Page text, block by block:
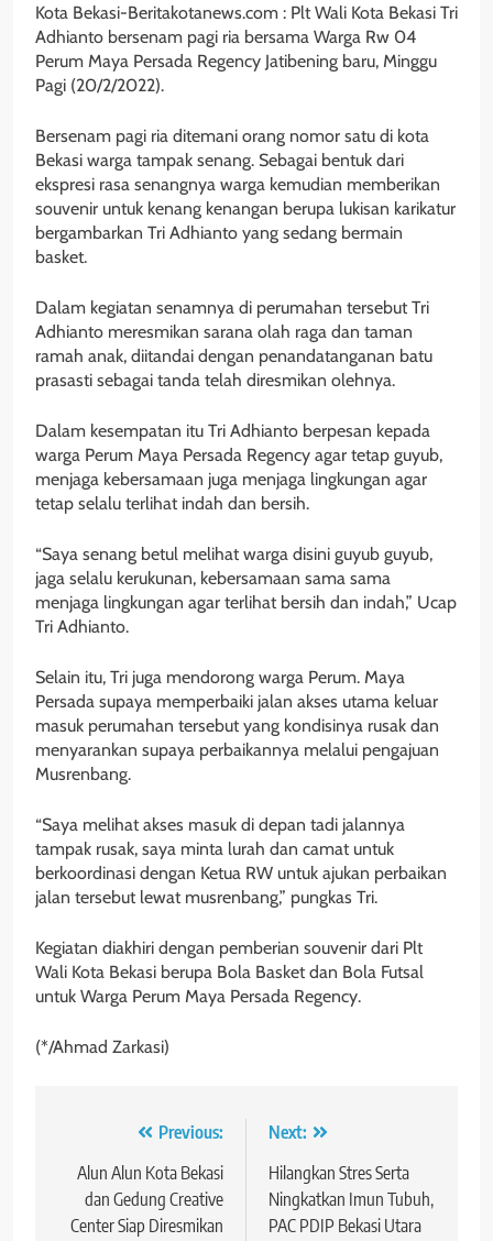
Kota Bekasi-Beritakotanews.com : Plt Wali Kota Bekasi Tri
Adhianto bersenam pagi ria bersama Warga Rw 04
Perum Maya Persada Regency Jatibening baru, Minggu
Pagi (20/2/2022).
Bersenam pagi ria ditemani orang nomor satu di kota
Bekasi warga tampak senang. Sebagai bentuk dari
ekspresi rasa senangnya warga kemudian memberikan
souvenir untuk kenang kenangan berupa lukisan karikatur
bergambarkan Tri Adhianto yang sedang bermain
basket.
Dalam kegiatan senamnya di perumahan tersebut Tri
Adhianto meresmikan sarana olah raga dan taman
ramah anak, diitandai dengan penandatanganan batu
prasasti sebagai tanda telah diresmikan olehnya.
Dalam kesempatan itu Tri Adhianto berpesan kepada
warga Perum Maya Persada Regency agar tetap guyub,
menjaga kebersamaan juga menjaga lingkungan agar
tetap selalu terlihat indah dan bersih.
“Saya senang betul melihat warga disini guyub guyub,
jaga selalu kerukunan, kebersamaan sama sama
menjaga lingkungan agar terlihat bersih dan indah,” Ucap
Tri Adhianto.
Selain itu, Tri juga mendorong warga Perum. Maya
Persada supaya memperbaiki jalan akses utama keluar
masuk perumahan tersebut yang kondisinya rusak dan
menyarankan supaya perbaikannya melalui pengajuan
Musrenbang.
“Saya melihat akses masuk di depan tadi jalannya
tampak rusak, saya minta lurah dan camat untuk
berkoordinasi dengan Ketua RW untuk ajukan perbaikan
jalan tersebut lewat musrenbang,” pungkas Tri.
Kegiatan diakhiri dengan pemberian souvenir dari Plt
Wali Kota Bekasi berupa Bola Basket dan Bola Futsal
untuk Warga Perum Maya Persada Regency.
(*/Ahmad Zarkasi)
Navigasi
pos
Previous:
Alun Alun Kota Bekasi
dan Gedung Creative
Center Siap Diresmikan
Next:
Hilangkan Stres Serta
Ningkatkan Imun Tubuh,
PAC PDIP Bekasi Utara